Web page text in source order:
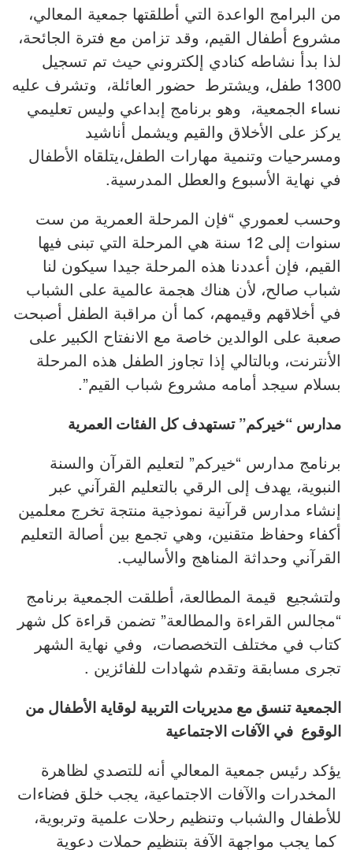
من البرامج الواعدة التي أطلقتها جمعية المعالي،
مشروع أطفال القيم، وقد تزامن مع فترة الجائحة،
لذا بدأ نشاطه كنادي إلكتروني حيث تم تسجيل
1300 طفل، ويشترط حضور العائلة، وتشرف عليه
نساء الجمعية، وهو برنامج إبداعي وليس تعليمي
يركز على الأخلاق والقيم ويشمل أناشيد
ومسرحيات وتنمية مهارات الطفل،يتلقاه الأطفال
في نهاية الأسبوع والعطل المدرسية.
وحسب لعموري “فإن المرحلة العمرية من ست
سنوات إلى 12 سنة هي المرحلة التي تبنى فيها
القيم، فإن أعددنا هذه المرحلة جيدا سيكون لنا
شباب صالح، لأن هناك هجمة عالمية على الشباب
في أخلاقهم وقيمهم، كما أن مراقبة الطفل أصبحت
صعبة على الوالدين خاصة مع الانفتاح الكبير على
الأنترنت، وبالتالي إذا تجاوز الطفل هذه المرحلة
بسلام سيجد أمامه مشروع شباب القيم”.
مدارس “خيركم” تستهدف كل الفئات العمرية
برنامج مدارس “خيركم” لتعليم القرآن والسنة
النبوية، يهدف إلى الرقي بالتعليم القرآني عبر
إنشاء مدارس قرآنية نموذجية منتجة تخرج معلمين
أكفاء وحفاظ متقنين، وهي تجمع بين أصالة التعليم
القرآني وحداثة المناهج والأساليب.
ولتشجيع قيمة المطالعة، أطلقت الجمعية برنامج
“مجالس القراءة والمطالعة” تضمن قراءة كل شهر
كتاب في مختلف التخصصات، وفي نهاية الشهر
تجرى مسابقة وتقدم شهادات للفائزين .
الجمعية تنسق مع مديريات التربية لوقاية الأطفال من
الوقوع في الآفات الاجتماعية
يؤكد رئيس جمعية المعالي أنه للتصدي لظاهرة
المخدرات والآفات الاجتماعية، يجب خلق فضاءات
للأطفال والشباب وتنظيم رحلات علمية وتربوية،
كما يجب مواجهة الآفة بتنظيم حملات دعوية